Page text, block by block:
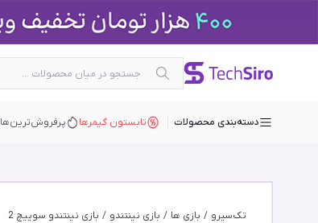
دسته‌بندی محصولات تابستون گیمرها پرفروش‌ترین‌ها
تک‌سیرو / بازی ها / بازی نینتندو / بازی نینتندو سوییچ 2